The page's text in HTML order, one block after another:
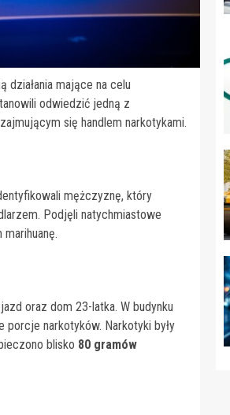
działania mające na celu
odwiedzić jedną z
się handlem narkotykami.
mężczyznę, który
Podjęli natychmiastowe
oraz dom 23-latka. W budynku
narkotyków. Narkotyki były
blisko 80 gramów